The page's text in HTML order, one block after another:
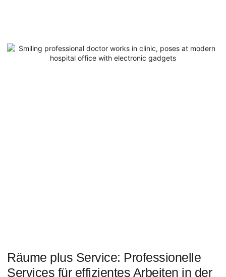
Räume plus Service: Professionelle
Services für effizientes Arbeiten in der